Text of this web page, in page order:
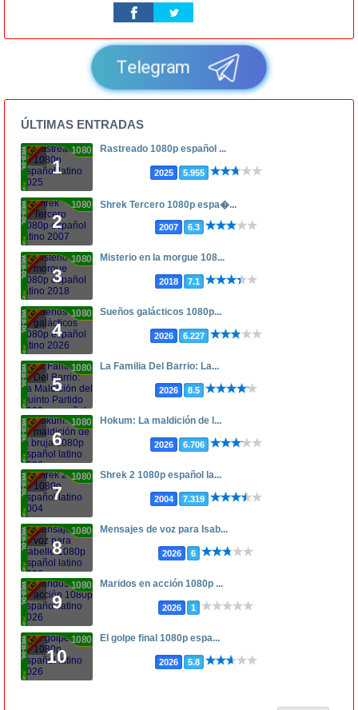
Telegram
ÚLTIMAS ENTRADAS
1
1080p Rastreado 1080p español ...
2025 5.955
2
1080p Shrek Tercero 1080p espa�...
2007 6.3
3
1080p Misterio en la morgue 108...
2018 7.1
4
1080p Sueños galácticos 1080p...
2026 6.227
5
1080p La Familia Del Barrio: La...
2026 8.5
6
1080p Hokum: La maldición de l...
2026 6.706
7
1080p Shrek 2 1080p español la...
2004 7.319
8
1080p Mensajes de voz para Isab...
2026 6
9
1080p Maridos en acción 1080p ...
2026 1
10
1080p El golpe final 1080p espa...
2026 5.8